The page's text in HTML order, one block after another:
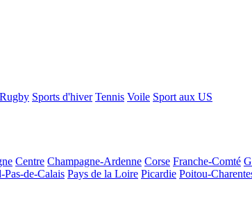
Rugby Sports d'hiver Tennis Voile Sport aux US
Centre Champagne-Ardenne Corse Franche-Comté
Pas-de-Calais Pays de la Loire Picardie Poitou-